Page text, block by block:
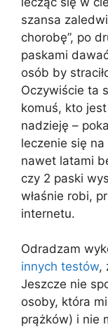
szansa
chorobę”, po
paskami
osób by
Oczywiście ta
komuś, kto
nadzieję –
leczenie się na
nawet latami
czy 2 paski
właśnie robi,
internetu.
Odradzam
innych testów,
Jeszcze nie
osoby, która
prążków) i nie